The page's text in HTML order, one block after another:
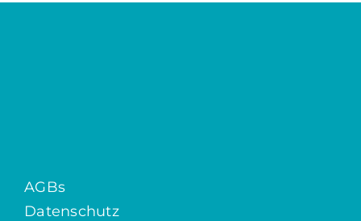
AGBs
Datenschutz